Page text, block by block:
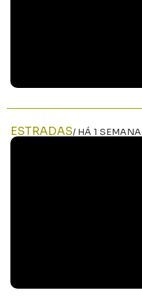
ESTRADAS/ HÁ 1 SEMANA